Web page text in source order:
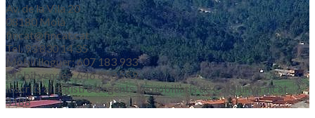
Av. de la Vila 20
08180 Moià
fincat@fincat.cat
Tel. 93 830 14 35
Mòbil lloguer: 607 183 933
Mòbil vendes: 646 853 559
Inscrits al registre d’agents immobiliaris de Catalunya aicat
4188